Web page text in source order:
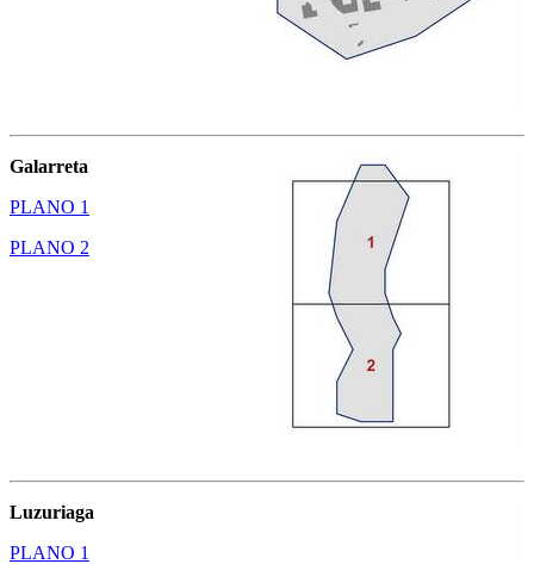
Galarreta
PLANO 1
PLANO 2
Luzuriaga
PLANO 1